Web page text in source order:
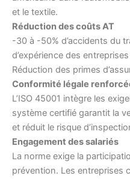
et le textile.
Réduction des coûts AT
-30 à -50% d’accidents du
d’expérience des
Réduction des primes
Conformité légale
L’ISO 45001 intègre les
système certifié garantit la
et réduit le risque
Engagement des salariés
La norme exige la
prévention. Les entreprises